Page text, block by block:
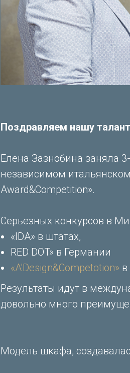
Поздравляем нашу
Елена Зазнобина заняла
независимом
Award&Competition».
Серьёзных конкурсов в
«IDA» в штатах,
RED DOT» в Германии
«A'Design&Competotion»
Результаты идут в
довольно много
Модель шкафа,